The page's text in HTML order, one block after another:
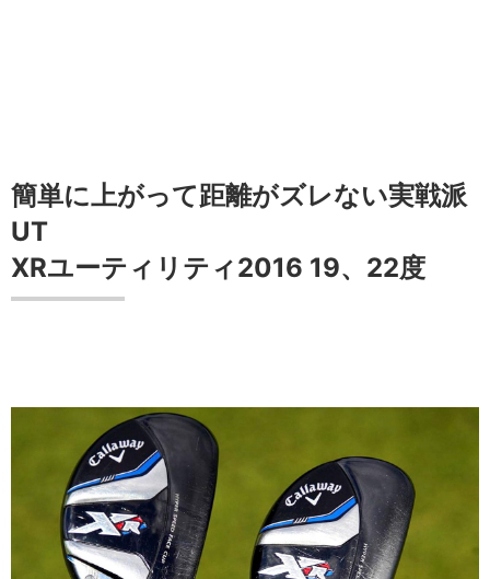
簡単に上がって距離がズレない実戦派
UT
XRユーティリティ2016 19、22度